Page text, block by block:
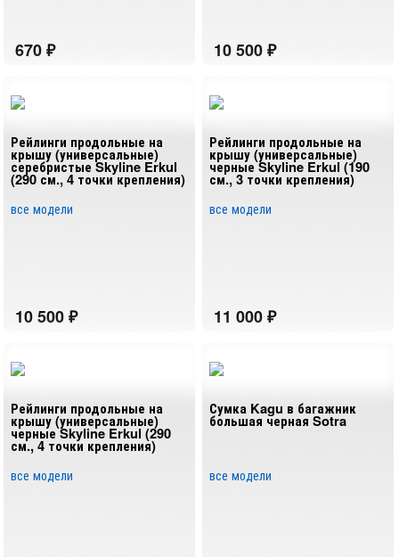
Рейлинги продольные на
крышу (универсальные)
серебристые Skyline Erkul
(290 см., 4 точки крепления)
все модели
Рейлинги продольные на
крышу (универсальные)
черные Skyline Erkul (190
см., 3 точки крепления)
все модели
Рейлинги продольные на
крышу (универсальные)
черные Skyline Erkul (290
см., 4 точки крепления)
все модели
Сумка Kagu в багажник
большая черная Sotra
все модели